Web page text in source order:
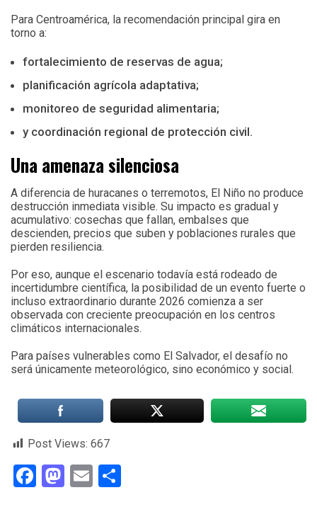
Para Centroamérica, la recomendación principal gira en
torno a:
fortalecimiento de reservas de agua;
planificación agrícola adaptativa;
monitoreo de seguridad alimentaria;
y coordinación regional de protección civil.
Una amenaza silenciosa
A diferencia de huracanes o terremotos, El Niño no produce
destrucción inmediata visible. Su impacto es gradual y
acumulativo: cosechas que fallan, embalses que
descienden, precios que suben y poblaciones rurales que
pierden resiliencia.
Por eso, aunque el escenario todavía está rodeado de
incertidumbre científica, la posibilidad de un evento fuerte o
incluso extraordinario durante 2026 comienza a ser
observada con creciente preocupación en los centros
climáticos internacionales.
Para países vulnerables como El Salvador, el desafío no
será únicamente meteorológico, sino económico y social.
Post Views: 667
Facebook
Mastodon
Email